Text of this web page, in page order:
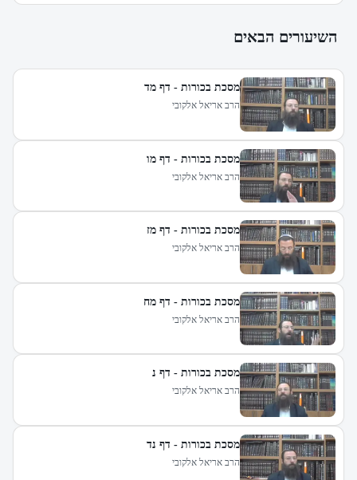
השיעורים הבאים
מסכת בכורות - דף מד
הרב אריאל אלקובי
מסכת בכורות - דף מו
הרב אריאל אלקובי
מסכת בכורות - דף מז
הרב אריאל אלקובי
מסכת בכורות - דף מח
הרב אריאל אלקובי
מסכת בכורות - דף נ
הרב אריאל אלקובי
מסכת בכורות - דף נד
הרב אריאל אלקובי